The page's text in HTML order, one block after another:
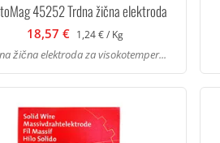
45252 Trdna žična elektroda
18,57 € 1,24 € / Kg
žična elektroda za visokotemper...